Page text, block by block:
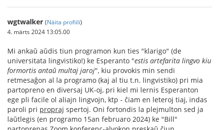
wgtwalker (Näita profiili)
4. märts 2024 13:05.00
Mi ankaŭ aŭdis tiun programon kun ties "klarigo" (de
universitata lingvistiko!) ke Esperanto "estis artefarita lingvo kiu
formortis antaŭ multaj jaroj", kiu provokis min sendi
retmesaĝon al la programo (kaj al tiu t.n. lingvistiko) pri mia
partopreno en diversaj UK-oj, pri kiel mi lernis Esperanton
ege pli facile ol aliajn lingvojn, ktp - ĉiam en leteroj tiaj, indas
paroli pri propraj spertoj. Oni fortondis la plejmulton sed ja
laŭtlegis (en programo 15an februaro 2024) ke "Bill"